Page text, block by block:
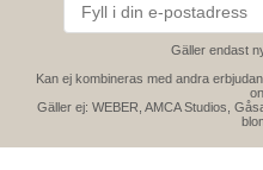
Gäller endast
Kan ej kombineras med andra
Gäller ej: WEBER, AMCA Studios,